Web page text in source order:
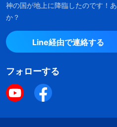
神の国が地上に降臨したのです！
か？
Line経由で連絡する
フォローする